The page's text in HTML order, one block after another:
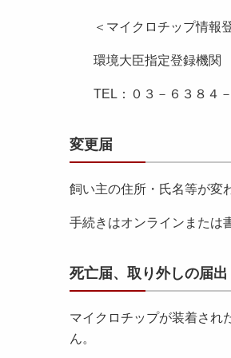
＜マイクロチップ情
環境大臣指定登録機関
TEL：０３－６３８４
変更届
飼い主の住所・氏名等が変
手続きはオンラインまたは
死亡届、取り外しの届出
マイクロチップが装着され
ん。